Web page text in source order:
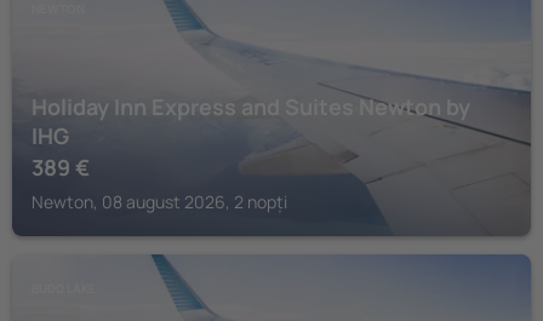
Holiday Inn Express and Suites Newton by
IHG
389 €
Newton, 08 august 2026, 2 nopți